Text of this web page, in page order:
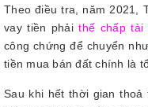
Theo điều tra, năm 2021,
vay tiền phảithế chấp tài
công chứng để chuyển
tiền mua bán đất chính là
Sau khi hết thời gian thoả